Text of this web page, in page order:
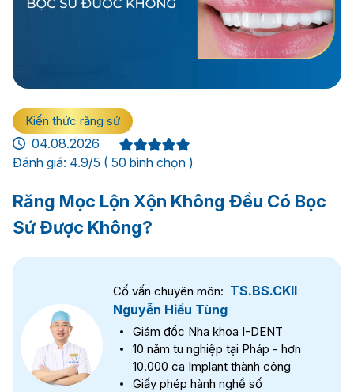
Kiến thức răng sứ
04.08.2026
Đánh giá: 4.9/5 ( 50 bình chọn )
Răng Mọc Lộn Xộn Không Đều Có Bọc
Sứ Được Không?
Cố vấn chuyên môn: TS.BS.CKII
Nguyễn Hiếu Tùng
Giám đốc Nha khoa I-DENT
10 năm tu nghiệp tại Pháp - hơn
10.000 ca Implant thành công
Giấy phép hành nghề số